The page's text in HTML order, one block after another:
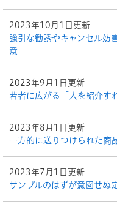
2023年10月1日更新
強引な勧誘やキャンセル妨
意
2023年9月1日更新
若者に広がる「人を紹介す
2023年8月1日更新
一方的に送りつけられた商
2023年7月1日更新
サンプルのはずが意図せぬ